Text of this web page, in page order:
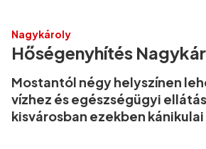
Nagykároly
Hőségenyhítés
Mostantól négy helyszínen
vízhez és egészségügyi
kisvárosban ezekben